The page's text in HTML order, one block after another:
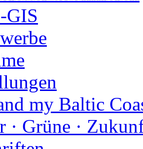
GIS
my Baltic
· Grüne ·